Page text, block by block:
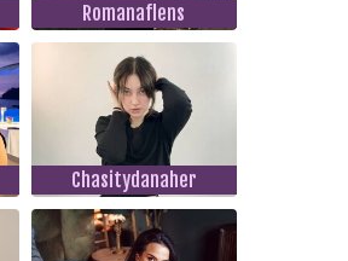
Romanaflens
Chasitydanaher